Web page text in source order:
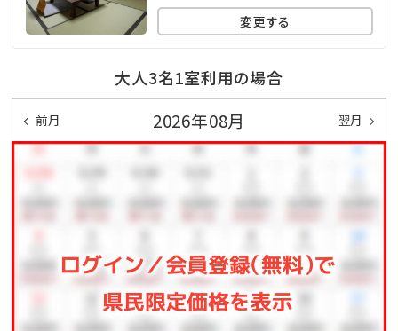
客室への出入りを少なくし、プライベートを大切にいた
します。
★━周辺観光━★
・日本遺産に登録された羽黒山まで車で40分
・「加茂水族館」まで車で15分
・ミシュランガイドで3つ星の「羽黒山」まで車で40分
変更する
大人3名1室利用の場合
前月 2026年08月 翌月